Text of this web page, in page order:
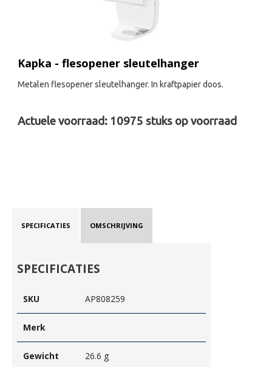
Kapka - flesopener sleutelhanger
Metalen flesopener sleutelhanger. In kraftpapier doos.
Actuele voorraad: 10975 stuks op voorraad
SPECIFICATIES OMSCHRIJVING
SPECIFICATIES
SKU AP808259
Merk
Gewicht 26.6 g